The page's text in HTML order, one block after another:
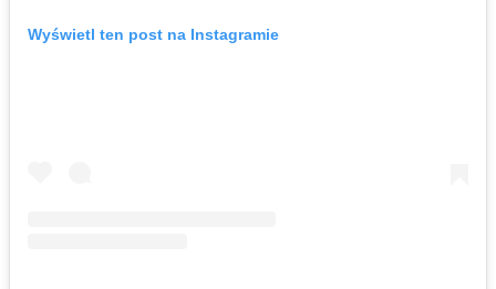
Wyświetl ten post na Instagramie